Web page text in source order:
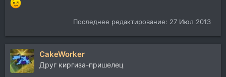
Последнее редактирование: 27 Июл 2013
CakeWorker
Друг киргиза-пришелец